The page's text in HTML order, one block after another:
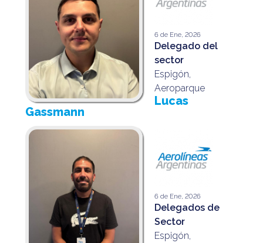
6 de Ene, 2026
Delegado del
sector
Espigón,
Aeroparque
Lucas
Gassmann
6 de Ene, 2026
Delegados de
Sector
Espigón,